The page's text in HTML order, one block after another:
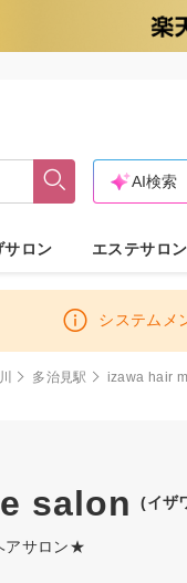
AI検索
サロン エステサロン
システムメ
多治見駅 izawa hair
salon (イザ
アサロン★